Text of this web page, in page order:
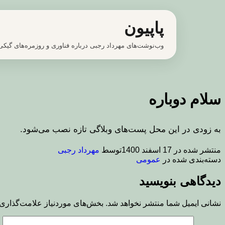
پاپیون
وب‌نوشت‌های مهرداد رجبی درباره فناوری و روزمره‌های
سلام دوباره
به زودی در این محل پست‌های وبلاگی تازه نصب می‌شود.
منتشر شده در 17 اسفند 1400 توسط مهرداد رجبی
دسته‌بندی شده در
عمومی
دیدگاهی بنویسید
نشانی ایمیل شما منتشر نخواهد شد. بخش‌های موردنیاز